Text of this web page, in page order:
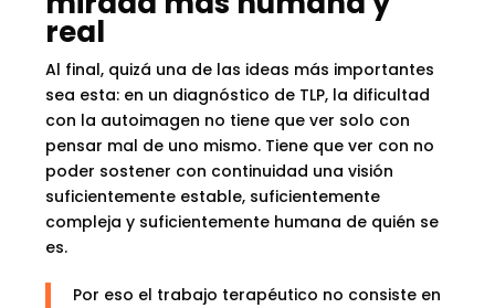
real
Al final, quizá una de las ideas más importantes
sea esta: en un diagnóstico de TLP, la dificultad
con la autoimagen no tiene que ver solo con
pensar mal de uno mismo. Tiene que ver con no
poder sostener con continuidad una visión
suficientemente estable, suficientemente
compleja y suficientemente humana de quién se
es.
Por eso el trabajo terapéutico no consiste en